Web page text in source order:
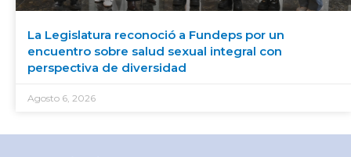
La Legislatura reconoció a Fundeps por un
encuentro sobre salud sexual integral con
perspectiva de diversidad
Agosto 6, 2026